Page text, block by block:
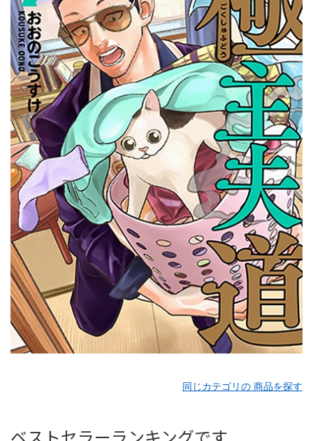
同じカテゴリの 商品を探す